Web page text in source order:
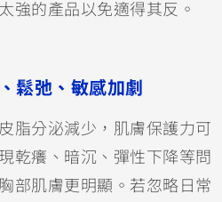
強的產品以免適得其反。
鬆弛、敏感加劇
脂分泌減少，肌膚保護力可
乾癢、暗沉、彈性下降等問
部肌膚更明顯。若忽略日常